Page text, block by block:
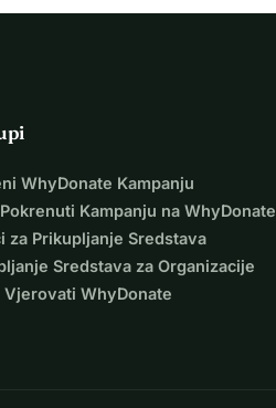
WhyDonate Kampanju
Kampanju na WhyDonate
za Prikupljanje Sredstava
Sredstava za Organizacije
Vjerovati WhyDonate